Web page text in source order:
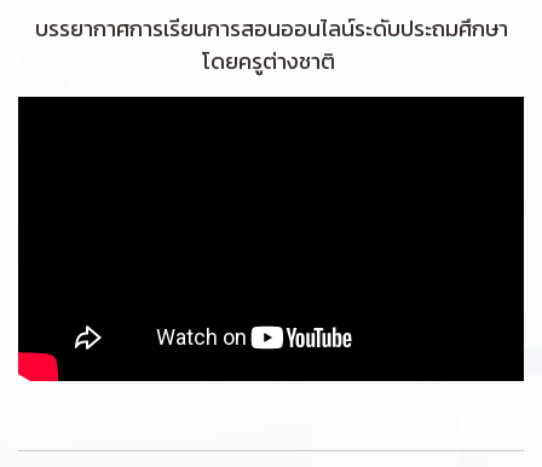
บรรยากาศการเรียนการสอนออนไลน์ระดับประถมศึกษา
โดยครูต่างชาติ